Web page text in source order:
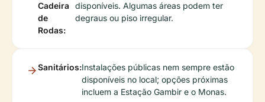
Cadeira
de
Rodas:
disponíveis. Algumas áreas podem ter
degraus ou piso irregular.
Sanitários:Instalações públicas nem sempre estão
disponíveis no local; opções próximas
incluem a Estação Gambir e o Monas.